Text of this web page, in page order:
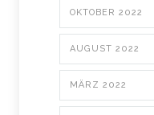
OKTOBER 2022
AUGUST 2022
MÄRZ 2022